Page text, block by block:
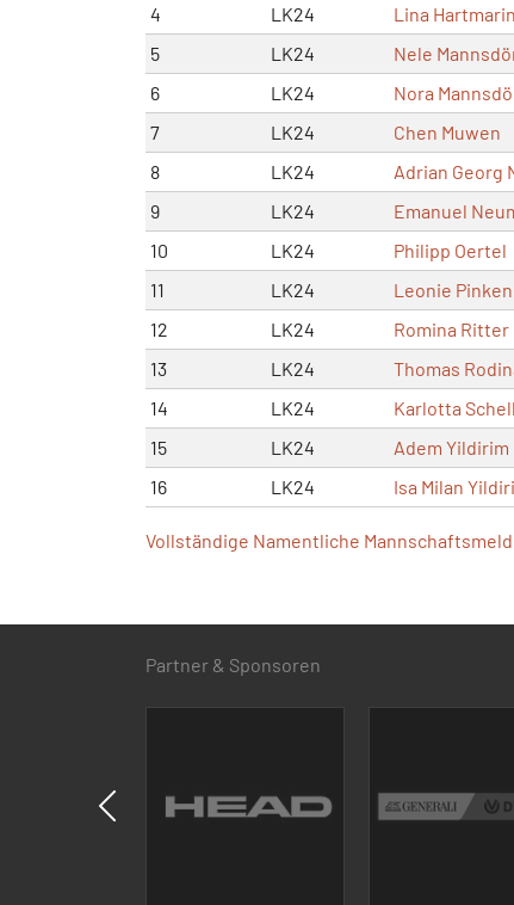
4
LK24 Lina
5
LK24 Nele
6
LK24 Nora
7
LK24 Chen Muwen
8
LK24 Adrian Georg
9
LK24 Emanuel
10
LK24 Philipp Oertel
11
LK24 Leonie
12
LK24 Romina Ritter
13
LK24 Thomas
14
LK24 Karlotta
15
LK24 Adem Yildirim
16
LK24 Isa Milan
Vollständige Namentliche
Partner & Sponsoren